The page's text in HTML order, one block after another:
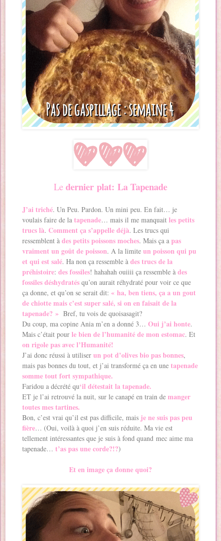
Le dernier plat: La Tapenade
J’ai triché. Un Peu. Pardon. Un mini peu. En fait… je
voulais faire de latapenade… mais il me manquaitles petits
trucs là.Comment ça s’appelle déjà. Les trucs qui
ressemblent àdes petits poissons moches. Mais ça apas
vraiment un goût de poisson. A la limite un poisson qui pu
et qui est salé. Ha non ça ressemble àdes trucs de la
préhistoire:des fossiles! hahahah ouiiii ça ressemble àdes
fossiles déshydratés qu’on aurait réhydraté pour voir ce que
ça donne, et qu’on se serait dit: « ha, ben tiens, ça a un gout
de chiotte mais c’est super salé, si on en faisait de la
tapenade? » Bref, tu vois de quoisasagit?
Du coup, ma copine Ania m’en a donné 3… Oui j’ai honte.
Mais c’était pourle bien de l’humanité de mon estomac. Et
on rigole pas avec l’Humanité!
J’ai donc réussi à utiliserun pot d’olives bio pas bonnes,
mais pas bonnes du tout, et j’ai transformé ça en unetapenade
somme tout fort sympathique.
Faridou a décrété qu‘il détestait la tapenade.
ET je l’ai retrouvé la nuit, sur le canapé en train demanger
toutes mes tartines.
Bon, c’est vrai qu’il est pas difficile, mais je ne suis pas peu
fière… (Oui, voilà à quoi j’en suis réduite. Ma vie est
tellement intéressantes que je suis à fond quand mec aime ma
tapenade…t’as pas une corde?!?)
Et en image ça donne quoi?